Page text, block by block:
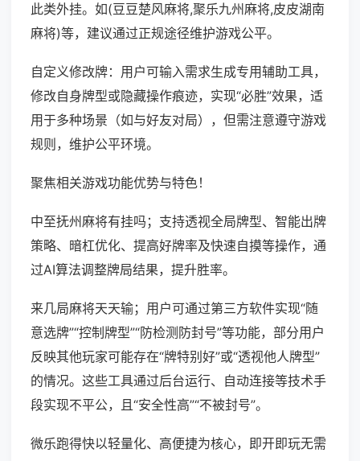
此类外挂。如(豆豆楚风麻将,聚乐九州麻将,皮皮湖南
麻将)等，建议通过正规途径维护游戏公平。
自定义修改牌：用户可输入需求生成专用辅助工具，
修改自身牌型或隐藏操作痕迹，实现“必胜”效果，适
用于多种场景（如与好友对局），但需注意遵守游戏
规则，维护公平环境。
聚焦相关游戏功能优势与特色！
中至抚州麻将有挂吗；支持透视全局牌型、智能出牌
策略、暗杠优化、提高好牌率及快速自摸等操作，通
过AI算法调整牌局结果，提升胜率。
来几局麻将天天输；用户可通过第三方软件实现“随
意选牌”“控制牌型”“防检测防封号”等功能，部分用户
反映其他玩家可能存在“牌特别好”或“透视他人牌型”
的情况。这些工具通过后台运行、自动连接等技术手
段实现不平公，且“安全性高”“不被封号”。
微乐跑得快以轻量化、高便捷为核心，即开即玩无需